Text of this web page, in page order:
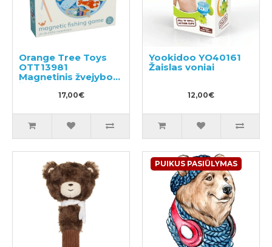
Orange Tree Toys
OTT13981
Magnetinis žvejybos
žaidimas
17,00€
Yookidoo YO40161
Žaislas voniai
12,00€
PUIKUS PASIŪLYMAS